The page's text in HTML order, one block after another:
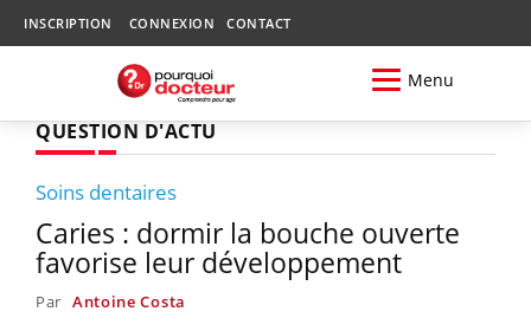
INSCRIPTION CONNEXION CONTACT
Menu
QUESTION D'ACTU
Soins dentaires
Caries : dormir la bouche ouverte
favorise leur développement
Par Antoine Costa